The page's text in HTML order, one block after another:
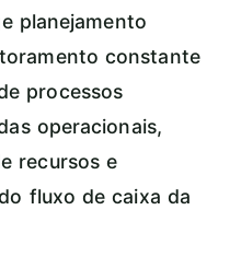
planejamento
constante
processos
operacionais,
recursos e
fluxo de caixa da